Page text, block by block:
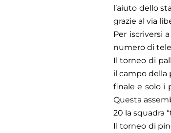
l’aiuto dello
grazie al via
Per iscriversi
numero di
Il torneo di
il campo della
finale e solo i
Questa
20 la squadra
Il torneo di